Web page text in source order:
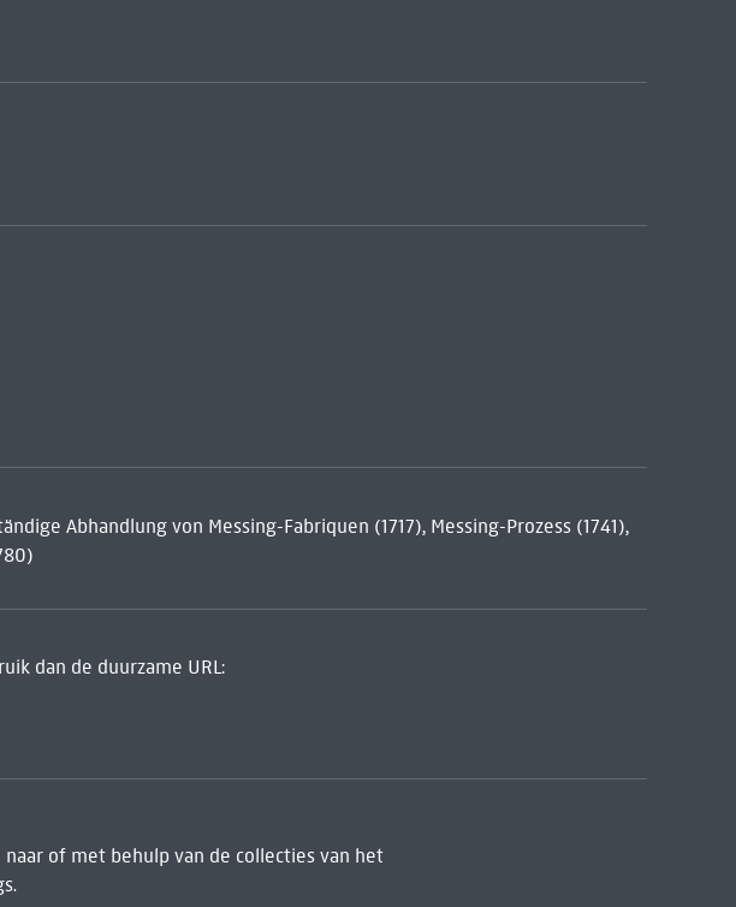
Abhandlung von Messing-Fabriquen (1717), Messing-Prozess (1741),
dan de duurzame URL:
of met behulp van de collecties van het